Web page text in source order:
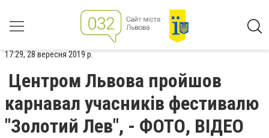
17:29, 28 вересня 2019 р.
Центром Львова пройшов
карнавал учасників фестивалю
"Золотий Лев", - ФОТО, ВІДЕО